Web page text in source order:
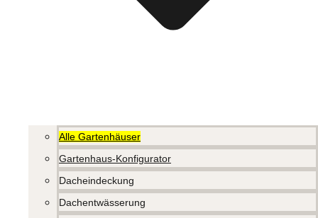
Alle Gartenhäuser
Gartenhaus-Konfigurator
Dacheindeckung
Dachentwässerung